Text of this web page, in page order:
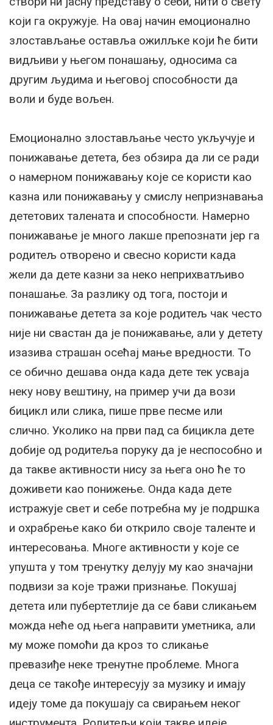
који га окружује. На овај начин емоционално
злостављање оставља ожилљке који ће бити
видљиви у његом понашању, односима са
другим људима и његовој способности да
воли и буде вољен.
Емоционално злостављање често укључује и
понижавање детета, без обзира да ли се ради
о намерном понижавању које се користи као
казна или понижавању у смислу непризнавања
дететових талената и способности. Намерно
понижавање је много лакше препознати јер га
родитељ отворено и свесно користи када
жели да дете казни за неко неприхватљиво
понашање. За разлику од тога, постоји и
понижавање детета за које родитељ чак често
није ни свастан да је понижавање, али у детету
изазива страшан осећај мање вредности. То
се обично дешава онда када дете тек усваја
неку нову вештину, на пример учи да вози
бицикл или слика, пише прве песме или
слично. Уколико на први пад са бицикла дете
добије од родитеља поруку да је неспособно и
да такве активности нису за њега оно ће то
доживети као понижење. Онда када дете
истражује свет и себе потребна му је подршка
и охрабрење како би открило своје таленте и
интересовања. Многе активности у које се
упушта у том тренутку делују му као значајни
подвизи за које тражи признање. Покушај
детета или пубертетлије да се бави сликањем
можда неће од њега направити уметника, али
му може помоћи да кроз то сликање
превазиђе неке тренутне проблеме. Многа
деца се такође интересују за музику и имају
идеју томе да покушају са свирањем неког